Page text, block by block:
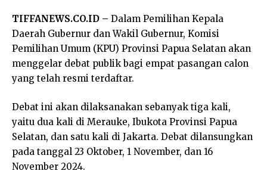
TIFFANEWS.CO.ID – Dalam Pemilihan Kepala
Daerah Gubernur dan Wakil Gubernur, Komisi
Pemilihan Umum (KPU) Provinsi Papua Selatan akan
menggelar debat publik bagi empat pasangan calon
yang telah resmi terdaftar.
Debat ini akan dilaksanakan sebanyak tiga kali,
yaitu dua kali di Merauke, Ibukota Provinsi Papua
Selatan, dan satu kali di Jakarta. Debat dilansungkan
pada tanggal 23 Oktober, 1 November, dan 16
November 2024.